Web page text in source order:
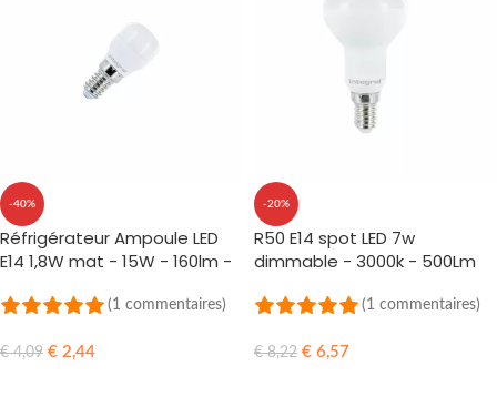
-40%
Réfrigérateur Ampoule LED
E14 1,8W mat - 15W - 160lm -
(1 commentaires)
€4,09 € 2,44
-20%
R50 E14 spot LED 7w
dimmable - 3000k - 500Lm
(1 commentaires)
€8,22 € 6,57